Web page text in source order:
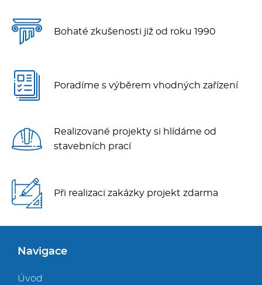
Bohaté zkušenosti již od roku 1990
Poradíme s výběrem vhodných zařízení
Realizované projekty si hlídáme od
stavebních prací
Při realizaci zakázky projekt zdarma
Navigace
Úvod